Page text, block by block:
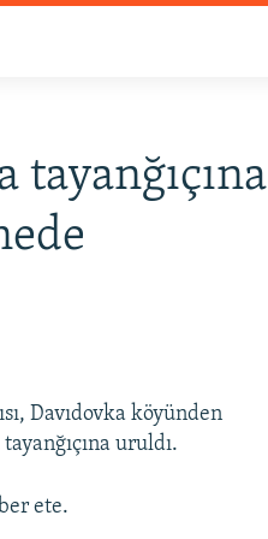
Davıdovka köyünden
uruldı.
ete.